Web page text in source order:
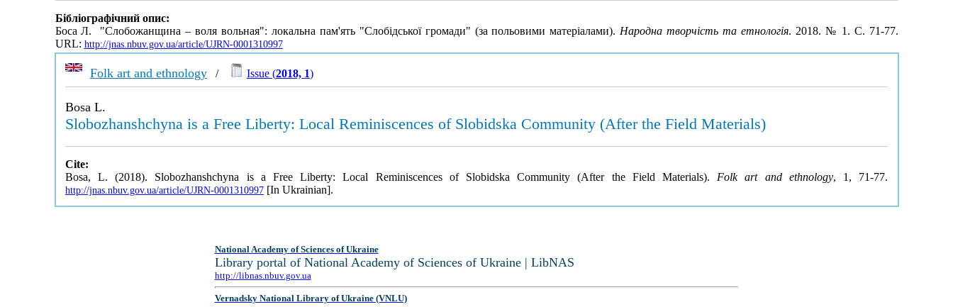
Бібліографічний опис:
Боса Л. "Слобожанщина – воля вольная": локальна пам'ять "Слобідської громади" (за польовими матеріалами).Народна творчість та етнологія. 2018. № 1. С. 71-77.
URL: http://jnas.nbuv.gov.ua/article/UJRN-0001310997
Folk art and ethnology/ Issue (2018, 1)
Bosa L.
Slobozhanshchyna is a Free Liberty: Local Reminiscences of Slobidska Community (After the Field Materials)
Cite:
Bosa, L. (2018). Slobozhanshchyna is a Free Liberty: Local Reminiscences of Slobidska Community (After the Field Materials). Folk art and ethnology, 1, 71-77.
http://jnas.nbuv.gov.ua/article/UJRN-0001310997[In Ukrainian].
National Academy of Sciences of Ukraine
Library portal of National Academy of Sciences of Ukraine | LibNAS
http://libnas.nbuv.gov.ua
Vernadsky National Library of Ukraine (VNLU)